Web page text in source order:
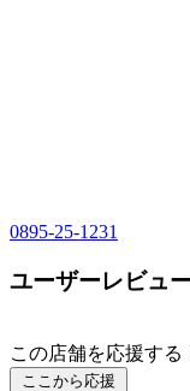
0895-25-1231
ユーザーレビュー
この店舗を応援する
ここから応援